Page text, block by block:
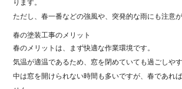
ります。
ただし、春一番などの強風や、突発的な雨にも注意が
春の塗装工事のメリット
春のメリットは、まず快適な作業環境です。
気温が適温であるため、窓を閉めていても過ごしや
中は窓を開けられない時間も多いですが、春であれ